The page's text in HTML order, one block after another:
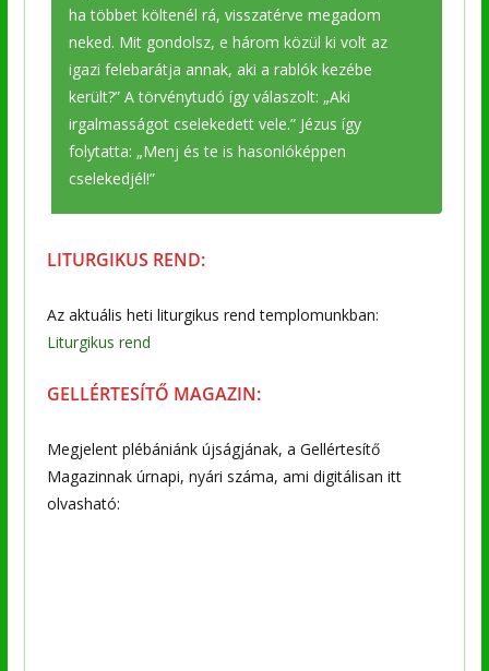
ha többet költenél rá, visszatérve megadom
neked. Mit gondolsz, e három közül ki volt az
igazi felebarátja annak, aki a rablók kezébe
került?” A törvénytudó így válaszolt: „Aki
irgalmasságot cselekedett vele.” Jézus így
folytatta: „Menj és te is hasonlóképpen
cselekedjél!”
LITURGIKUS REND:
Az aktuális heti liturgikus rend templomunkban:
Liturgikus rend
GELLÉRTESÍTŐ MAGAZIN:
Megjelent plébániánk újságjának, a Gellértesítő
Magazinnak úrnapi, nyári száma, ami digitálisan itt
olvasható: